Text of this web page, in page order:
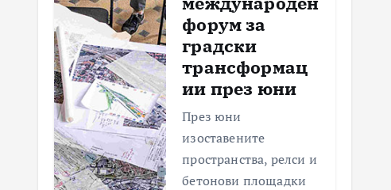
форум за
градски
трансформац
ии през юни
През юни
изоставените
пространства, релси и
бетонови площадки